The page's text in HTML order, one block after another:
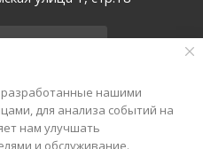
нашими
для анализа событий на
нам улучшать
и обслуживание.